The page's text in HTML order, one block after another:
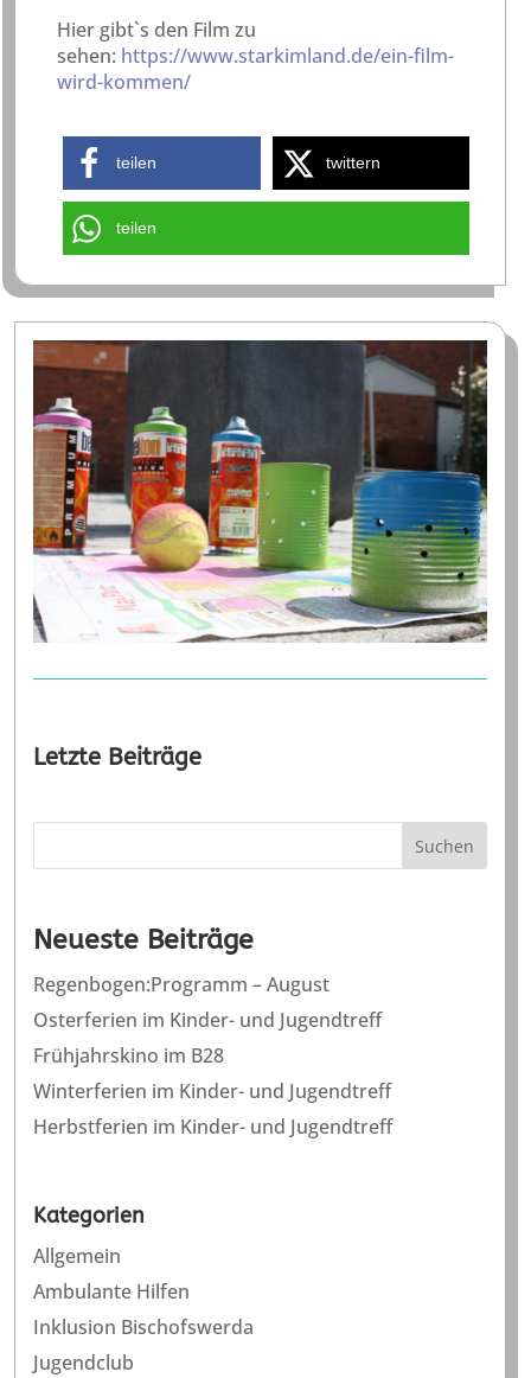
Hier gibt`s den Film zu
sehen: https://www.starkimland.de/ein-film-
wird-kommen/
teilen twittern
teilen
Letzte Beiträge
Suchen
Neueste Beiträge
Regenbogen:Programm – August
Osterferien im Kinder- und Jugendtreff
Frühjahrskino im B28
Winterferien im Kinder- und Jugendtreff
Herbstferien im Kinder- und Jugendtreff
Kategorien
Allgemein
Ambulante Hilfen
Inklusion Bischofswerda
Jugendclub